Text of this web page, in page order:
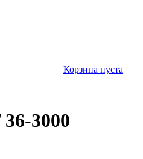
Корзина пуста
3000